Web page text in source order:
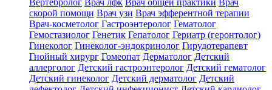
Вертебролог Врач лфк Врач общей практики Врач
скорой помощи Врач узи Врач эфферентной терапии
Врач-косметолог Гастроэнтеролог Гематолог
Гемостазиолог Генетик Гепатолог Гериатр (геронтолог)
Гинеколог Гинеколог-эндокринолог Гирудотерапевт
Гнойный хирург Гомеопат Дерматолог Детский
аллерголог Детский гастроэнтеролог Детский гематолог
Детский гинеколог Детский дерматолог Детский